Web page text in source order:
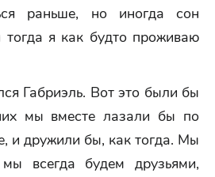
раньше, но иногда сон
тогда я как будто проживаю
Габриэль. Вот это были бы
мы вместе лазали бы по
и дружили бы, как тогда. Мы
всегда будем друзьями,